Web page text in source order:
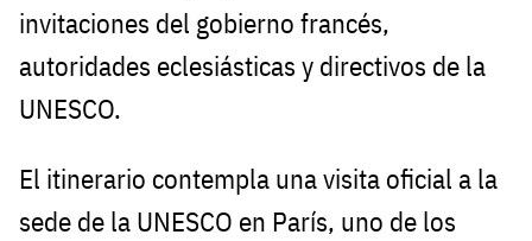
invitaciones del gobierno francés,
autoridades eclesiásticas y directivos de la
UNESCO.
El itinerario contempla una visita oficial a la
sede de la UNESCO en París, uno de los